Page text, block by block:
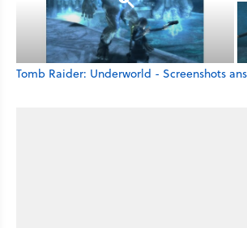
Tomb Raider: Underworld - Screenshots